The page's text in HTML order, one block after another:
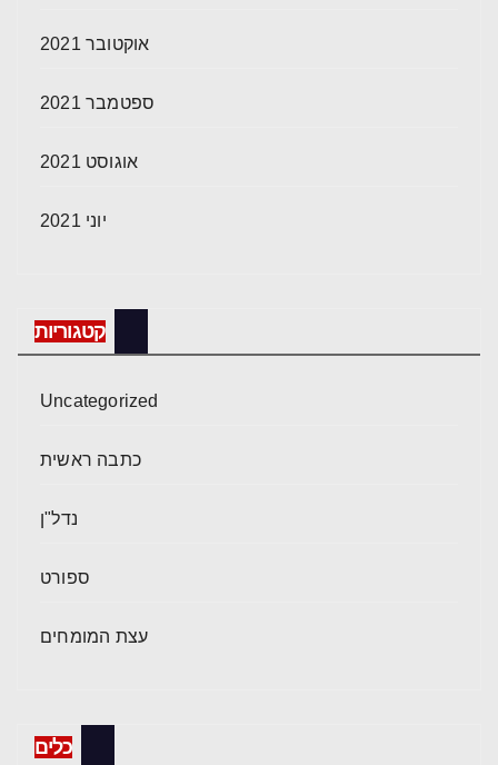
אוקטובר 2021
ספטמבר 2021
אוגוסט 2021
יוני 2021
קטגוריות
Uncategorized
כתבה ראשית
נדל"ן
ספורט
עצת המומחים
כלים